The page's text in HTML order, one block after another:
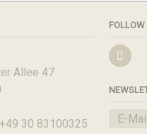
Allee 47
+49 30 83100325
FOLLOW